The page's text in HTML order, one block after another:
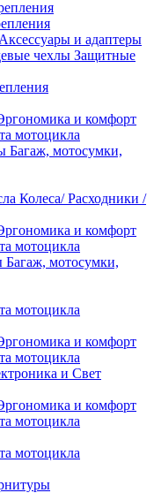
Аксессуары и адаптеры
Защитные
и комфорт
мотоцикла
Багаж, мотосумки,
Колеса/ Расходники /
и комфорт
мотоцикла
Багаж, мотосумки,
мотоцикла
и комфорт
мотоцикла
и Свет
и комфорт
мотоцикла
мотоцикла